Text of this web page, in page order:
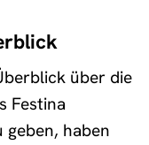
über die
Festina
haben